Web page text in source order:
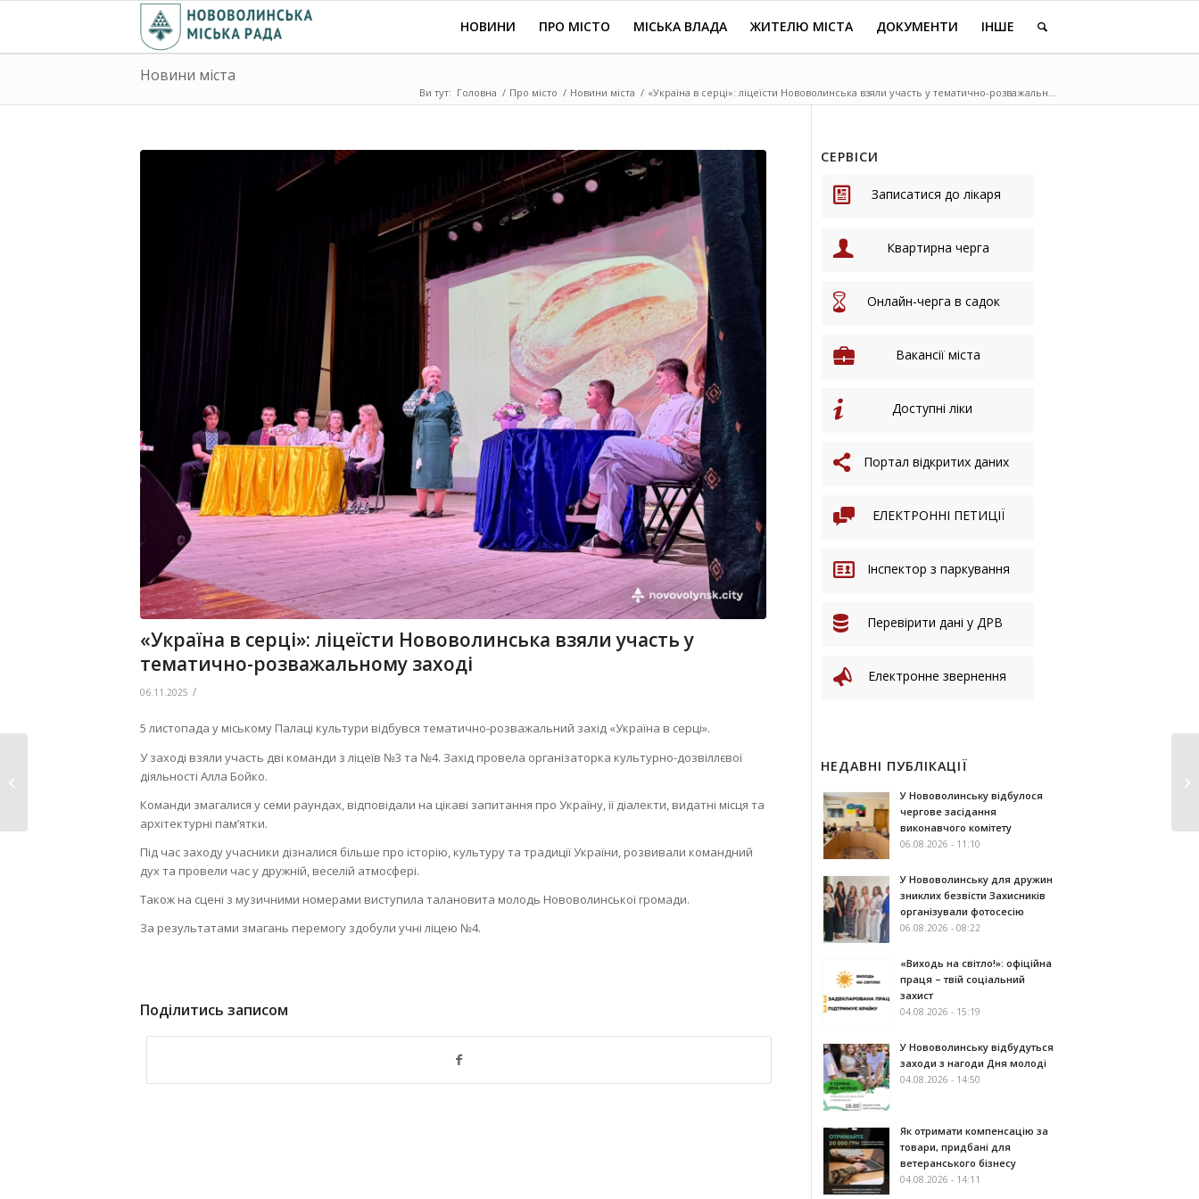
НОВИНИ ПРО МІСТО МІСЬКА ВЛАДА ЖИТЕЛЮ МІСТА ДОКУМЕНТИ ІНШЕ
Новини міста
Ви тут: Головна / Про місто / Новини міста / «Україна в серці»: ліцеїсти Нововолинська взяли участь у тематично-розважальн...
«Україна в серці»: ліцеїсти Нововолинська взяли участь у
тематично-розважальному заході
06.11.2025 /
5 листопада у міському Палаці культури відбувся тематично-розважальний захід «Україна в серці».
У заході взяли участь дві команди з ліцеїв №3 та №4. Захід провела організаторка культурно-дозвіллєвої
діяльності Алла Бойко.
Команди змагалися у семи раундах, відповідали на цікаві запитання про Україну, її діалекти, видатні місця та
архітектурні пам’ятки.
Під час заходу учасники дізналися більше про історію, культуру та традиції України, розвивали командний
дух та провели час у дружній, веселій атмосфері.
Також на сцені з музичними номерами виступила талановита молодь Нововолинської громади.
За результатами змагань перемогу здобули учні ліцею №4.
Поділитись записом
СЕРВІСИ
Записатися до лікаря
Квартирна черга
Онлайн-черга в садок
Вакансії міста
Доступні ліки
Портал відкритих даних
ЕЛЕКТРОННІ ПЕТИЦІЇ
Інспектор з паркування
Перевірити дані у ДРВ
Електронне звернення
НЕДАВНІ ПУБЛІКАЦІЇ
У Нововолинську відбулося
чергове засідання
виконавчого комітету
06.08.2026 - 11:10
У Нововолинську для дружин
зниклих безвісти Захисників
організували фотосесію
06.08.2026 - 08:22
«Виходь на світло!»: офіційна
праця – твій соціальний
захист
04.08.2026 - 15:19
У Нововолинську відбудуться
заходи з нагоди Дня молоді
04.08.2026 - 14:50
Як отримати компенсацію за
товари, придбані для
ветеранського бізнесу
04.08.2026 - 14:11
розглянули питання